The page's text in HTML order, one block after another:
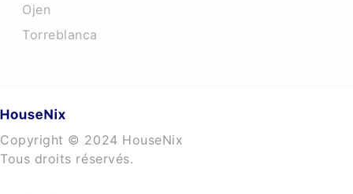
Ojen
Torreblanca
Copyright © 2024 HouseNix
Tous droits réservés.